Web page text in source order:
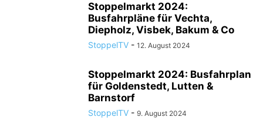
Stoppelmarkt 2024:
Busfahrpläne für Vechta,
Diepholz, Visbek, Bakum & Co
StoppelTV - 12. August 2024
Stoppelmarkt 2024: Busfahrplan
für Goldenstedt, Lutten &
Barnstorf
StoppelTV - 9. August 2024